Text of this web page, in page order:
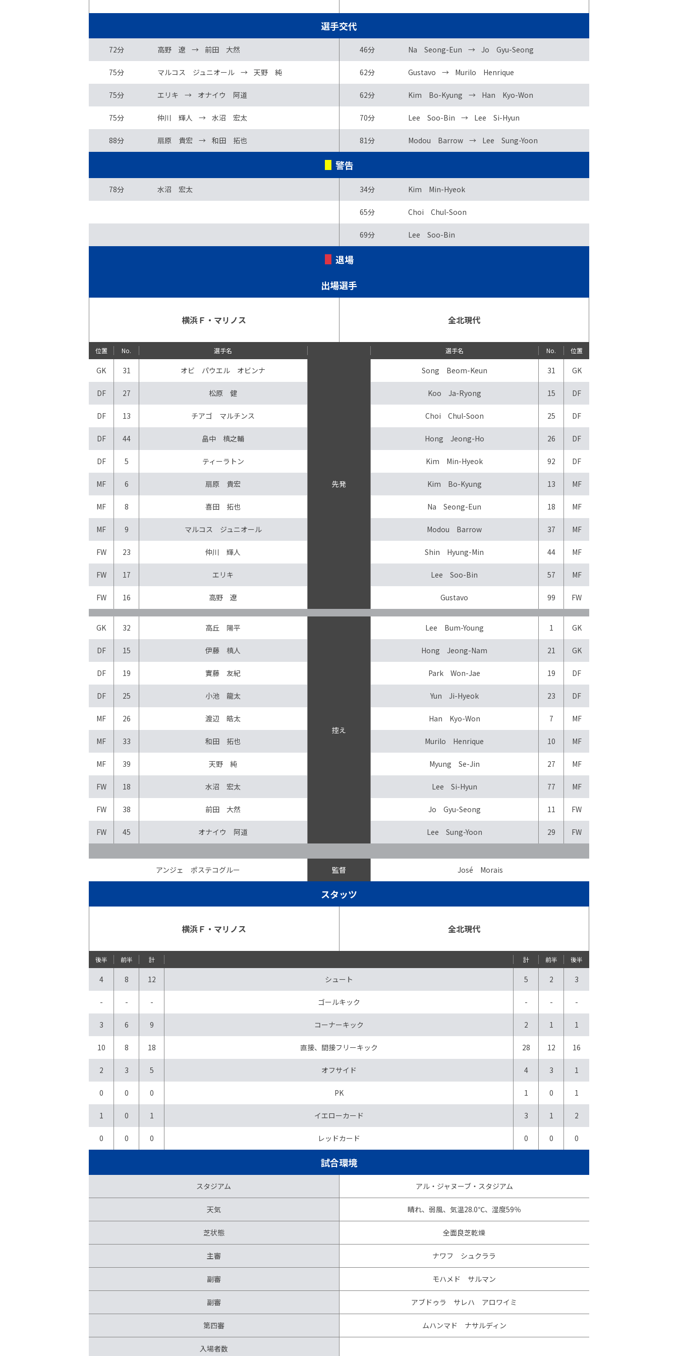
選手交代
72分 高野 遼 → 前田 大然 46分 Na Seong-Eun → Jo Gyu-Seong
75分 マルコス ジュニオール → 天野 純 62分 Gustavo → Murilo Henrique
75分 エリキ → オナイウ 阿道 62分 Kim Bo-Kyung → Han Kyo-Won
75分 仲川 輝人 → 水沼 宏太 70分 Lee Soo-Bin → Lee Si-Hyun
88分 扇原 貴宏 → 和田 拓也 81分 Modou Barrow → Lee Sung-Yoon
警告
78分 水沼 宏太 34分 Kim Min-Hyeok
65分 Choi Chul-Soon
69分 Lee Soo-Bin
退場
出場選手
横浜Ｆ・マリノス 全北現代
位置 No. 選手名 選手名 No. 位置
先発
GK 31 オビ パウエル オビンナ Song Beom-Keun 31 GK
DF 27 松原 健 Koo Ja-Ryong 15 DF
DF 13 チアゴ マルチンス Choi Chul-Soon 25 DF
DF 44 畠中 槙之輔 Hong Jeong-Ho 26 DF
DF 5 ティーラトン Kim Min-Hyeok 92 DF
MF 6 扇原 貴宏 Kim Bo-Kyung 13 MF
MF 8 喜田 拓也 Na Seong-Eun 18 MF
MF 9 マルコス ジュニオール Modou Barrow 37 MF
FW 23 仲川 輝人 Shin Hyung-Min 44 MF
FW 17 エリキ Lee Soo-Bin 57 MF
FW 16 高野 遼 Gustavo 99 FW
控え
GK 32 高丘 陽平 Lee Bum-Young 1 GK
DF 15 伊藤 槙人 Hong Jeong-Nam 21 GK
DF 19 實藤 友紀 Park Won-Jae 19 DF
DF 25 小池 龍太 Yun Ji-Hyeok 23 DF
MF 26 渡辺 皓太 Han Kyo-Won 7 MF
MF 33 和田 拓也 Murilo Henrique 10 MF
MF 39 天野 純 Myung Se-Jin 27 MF
FW 18 水沼 宏太 Lee Si-Hyun 77 MF
FW 38 前田 大然 Jo Gyu-Seong 11 FW
FW 45 オナイウ 阿道 Lee Sung-Yoon 29 FW
監督
アンジェ ポステコグルー José Morais
スタッツ
横浜Ｆ・マリノス 全北現代
後半 前半 計 計 前半 後半
4 8 12 シュート 5 2 3
- - - ゴールキック - - -
3 6 9 コーナーキック 2 1 1
10 8 18 直接、間接フリーキック 28 12 16
2 3 5 オフサイド 4 3 1
0 0 0 PK 1 0 1
1 0 1 イエローカード 3 1 2
0 0 0 レッドカード 0 0 0
試合環境
スタジアム アル・ジャヌーブ・スタジアム
天気 晴れ、弱風、気温28.0℃、湿度59％
芝状態 全面良芝乾燥
主審 ナワフ シュクララ
副審 モハメド サルマン
副審 アブドゥラ サレハ アロワイミ
第四審 ムハンマド ナサルディン
入場者数